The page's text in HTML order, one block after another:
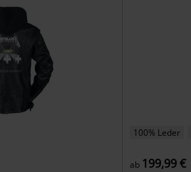
100% Leder
ab 199,99 €